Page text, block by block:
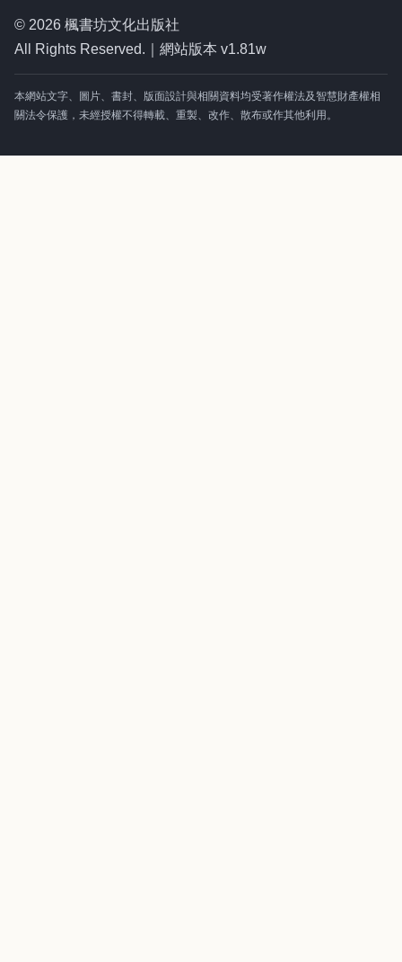
© 2026 楓書坊文化出版社
All Rights Reserved.｜網站版本 v1.81w
本網站文字、圖片、書封、版面設計與相關資料均受著作權法及智慧財產權相
關法令保護，未經授權不得轉載、重製、改作、散布或作其他利用。